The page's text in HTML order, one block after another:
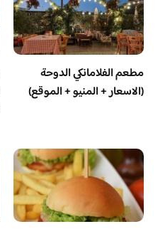
مطعم الفلامانكي الدوحة
(الاسعار + المنيو + الموقع)